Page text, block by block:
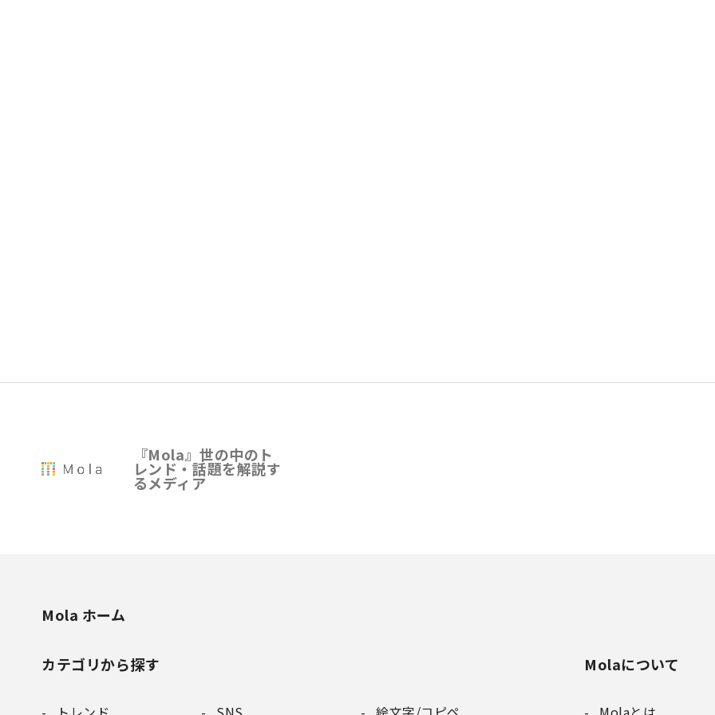
『Mola』世の中のト
レンド・話題を解説す
るメディア
Mola ホーム
カテゴリから探す Molaについて